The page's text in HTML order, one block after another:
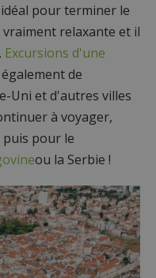
pour terminer le
relaxante et il
Excursions d'une
de
Uni et d'autres villes
à voyager,
pour le
ou la Serbie !